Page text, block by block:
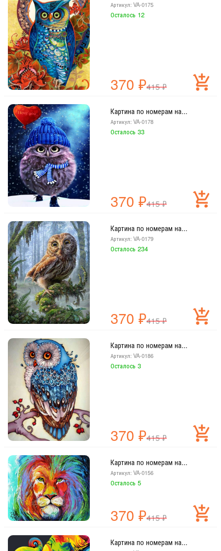
Артикул: VA-0175
Осталось 12
370 ₽415₽
Картина по номерам на...
Артикул: VA-0178
Осталось 33
370 ₽415₽
Картина по номерам на...
Артикул: VA-0179
Осталось 234
370 ₽415₽
Картина по номерам на...
Артикул: VA-0186
Осталось 3
370 ₽415₽
Картина по номерам на...
Артикул: VA-0156
Осталось 5
370 ₽415₽
Картина по номерам на...